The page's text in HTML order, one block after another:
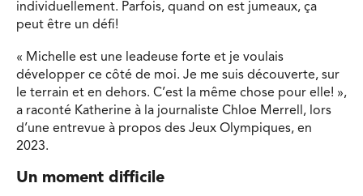
individuellement. Parfois, quand on est jumeaux, ça
peut être un défi!
« Michelle est une leadeuse forte et je voulais
développer ce côté de moi. Je me suis découverte, sur
le terrain et en dehors. C’est la même chose pour elle! »,
a raconté Katherine à la journaliste Chloe Merrell, lors
d’une entrevue à propos des Jeux Olympiques, en
2023.
Un moment difficile